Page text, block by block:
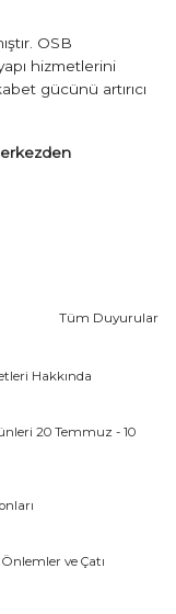
OSB
hizmetlerini
gücünü artırıcı
Tüm Duyurular
Hakkında
20 Temmuz - 10
ve Çatı